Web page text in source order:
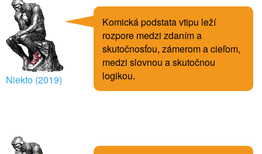
Niekto (2019)
Komická podstata vtipu leží
rozpore medzi zdaním a
skutočnosťou, zámerom a cieľom,
medzi slovnou a skutočnou
logikou.